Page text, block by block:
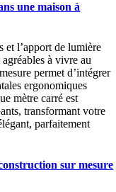
une maison à
l’apport de lumière
à vivre au
permet d’intégrer
ergonomiques
mètre carré est
transformant votre
parfaitement
sur mesure